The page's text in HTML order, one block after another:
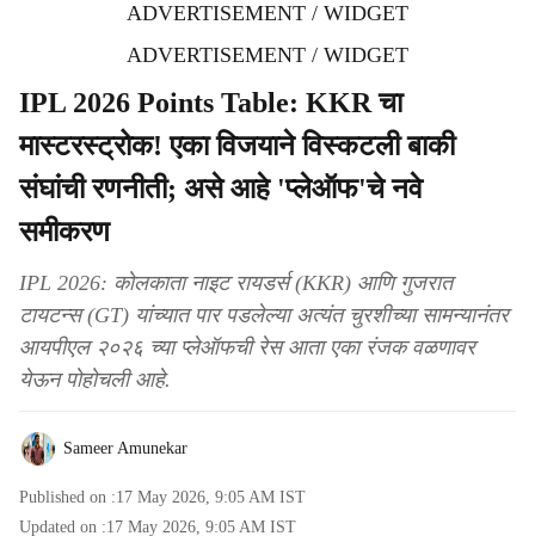
ADVERTISEMENT / WIDGET
ADVERTISEMENT / WIDGET
IPL 2026 Points Table: KKR चा
मास्टरस्ट्रोक! एका विजयाने विस्कटली बाकी
संघांची रणनीती; असे आहे 'प्लेऑफ'चे नवे
समीकरण
IPL 2026: कोलकाता नाइट रायडर्स (KKR) आणि गुजरात
टायटन्स (GT) यांच्यात पार पडलेल्या अत्यंत चुरशीच्या सामन्यानंतर
आयपीएल २०२६ च्या प्लेऑफची रेस आता एका रंजक वळणावर
येऊन पोहोचली आहे.
Sameer Amunekar
Published on :17 May 2026, 9:05 AM IST
Updated on :17 May 2026, 9:05 AM IST